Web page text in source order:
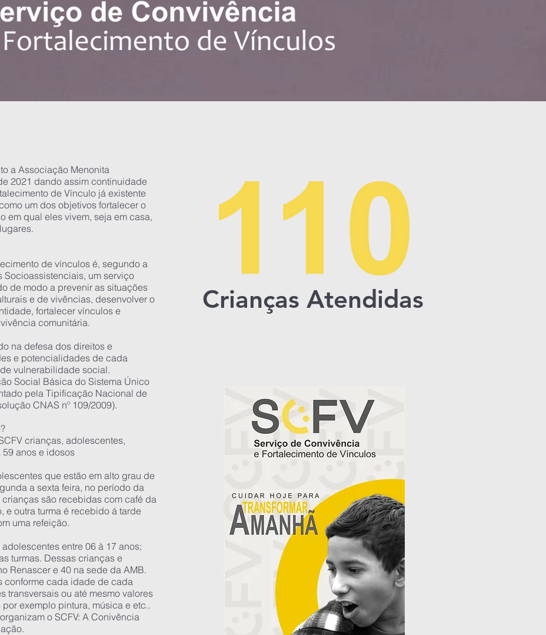
a Associação Menonita
2021 dando assim continuidade
de Vínculo já existente
um dos objetivos fortalecer o
em qual eles vivem, seja em casa,
de vínculos é, segundo a
um serviço
de modo a prevenir as situações
e de vivências, desenvolver o
fortalecer vínculos e
comunitária.
na defesa dos direitos e
e potencialidades de cada
vulnerabilidade social.
Social Básica do Sistema Único
pela Tipificação Nacional de
CNAS nº 109/2009).
crianças, adolescentes,
anos e idosos
que estão em alto grau de
a sexta feira, no período da
são recebidas com café da
e outra turma é recebido á tarde
uma refeição.
entre 06 à 17 anos;
turmas. Dessas crianças e
Renascer e 40 na sede da AMB.
conforme cada idade de cada
transversais ou até mesmo valores
exemplo pintura, música e etc..
o SCFV: A Conivência
Crianças Atendidas